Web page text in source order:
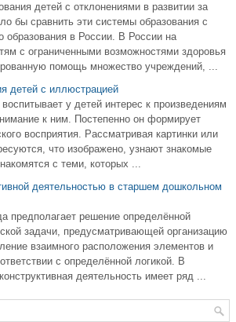
детей с отклонениями в развитии за
бы сравнить эти системы образования с
образования в России. В России на
с ограниченными возможностями здоровья
помощь множество учреждений, ...
детей с иллюстрацией
у детей интерес к произведениям
к ним. Постепенно он формирует
восприятия. Рассматривая картинки или
что изображено, узнают знакомые
с теми, которых ...
деятельностью в старшем дошкольном
предполагает решение определённой
задачи, предусматривающей организацию
взаимного расположения элементов и
с определённой логикой. В
деятельность имеет ряд ...